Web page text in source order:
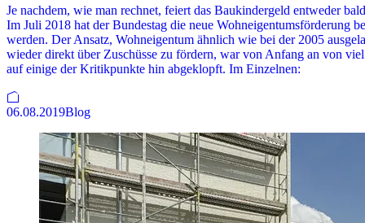
Je nachdem, wie man rechnet, feiert das Baukindergeld entweder
Im Juli 2018 hat der Bundestag die neue Wohneigentumsförderung
werden. Der Ansatz, Wohneigentum ähnlich wie bei der 2005
wieder direkt über Zuschüsse zu fördern, war von Anfang an von
auf einige der Kritikpunkte hin abgeklopft. Im Einzelnen:
06.08.2019Blog